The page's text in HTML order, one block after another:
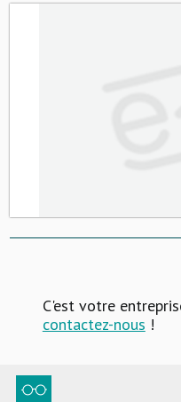
C'est votre
contactez-nous !